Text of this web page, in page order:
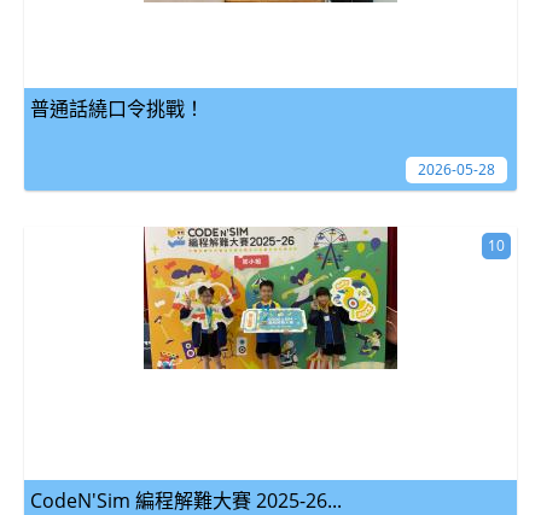
普通話繞口令挑戰！
2026-05-28
CodeN'Sim 編程解難大賽 2025-26...
10